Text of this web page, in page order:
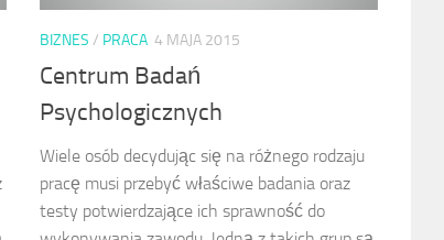
BIZNES / PRACA 4 MAJA 2015
Centrum Badań
Psychologicznych
Wiele osób decydując się na różnego rodzaju
pracę musi przebyć właściwe badania oraz
testy potwierdzające ich sprawność do